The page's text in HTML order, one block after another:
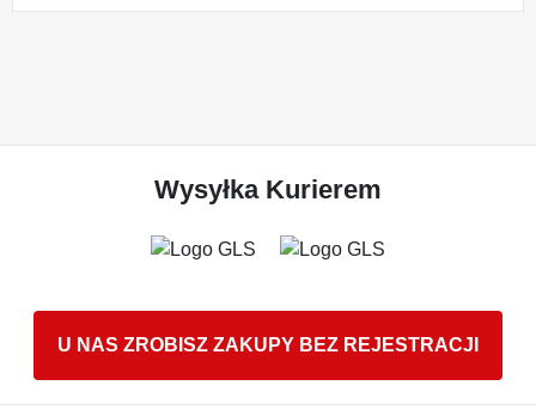
Wysyłka Kurierem
U NAS ZROBISZ ZAKUPY BEZ REJESTRACJI